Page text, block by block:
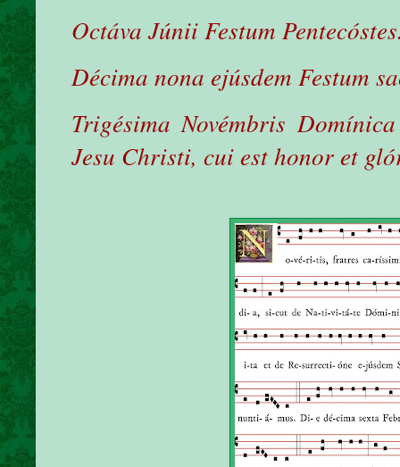
Octáva Júnii Festum
Décima nona ejúsdem Festum
Trigésima Novémbris
Jesu Christi, cui est honor et